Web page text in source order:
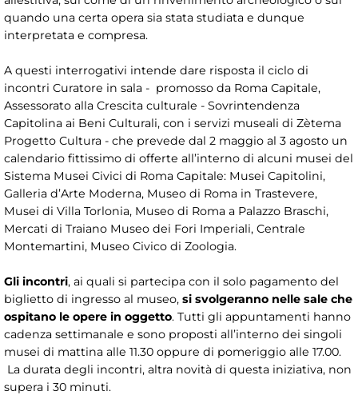
quando una certa opera sia stata studiata e dunque
interpretata e compresa.
A questi interrogativi intende dare risposta il ciclo di
incontri Curatore in sala - promosso da Roma Capitale,
Assessorato alla Crescita culturale - Sovrintendenza
Capitolina ai Beni Culturali, con i servizi museali di Zètema
Progetto Cultura - che prevede dal 2 maggio al 3 agosto un
calendario fittissimo di offerte all’interno di alcuni musei del
Sistema Musei Civici di Roma Capitale: Musei Capitolini,
Galleria d’Arte Moderna, Museo di Roma in Trastevere,
Musei di Villa Torlonia, Museo di Roma a Palazzo Braschi,
Mercati di Traiano Museo dei Fori Imperiali, Centrale
Montemartini, Museo Civico di Zoologia.
Gli incontri, ai quali si partecipa con il solo pagamento del
biglietto di ingresso al museo, si svolgeranno nelle sale che
ospitano le opere in oggetto. Tutti gli appuntamenti hanno
cadenza settimanale e sono proposti all’interno dei singoli
musei di mattina alle 11.30 oppure di pomeriggio alle 17.00.
La durata degli incontri, altra novità di questa iniziativa, non
supera i 30 minuti.